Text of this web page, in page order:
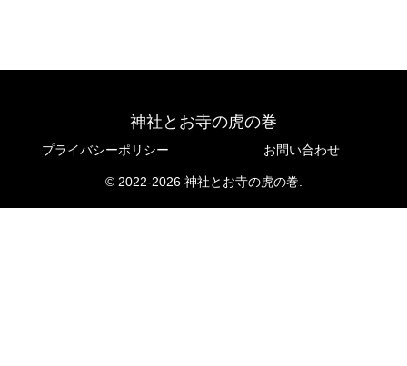
神社とお寺の虎の巻
プライバシーポリシー お問い合わせ
© 2022-2026 神社とお寺の虎の巻.